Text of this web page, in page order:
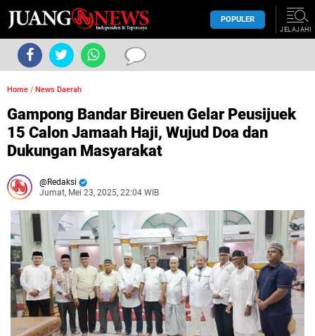
POPULER
JELAJAHI
Home / News Daerah
Gampong Bandar Bireuen Gelar Peusijuek
15 Calon Jamaah Haji, Wujud Doa dan
Dukungan Masyarakat
Redaksi
Jumat, Mei 23, 2025, 22:04 WIB